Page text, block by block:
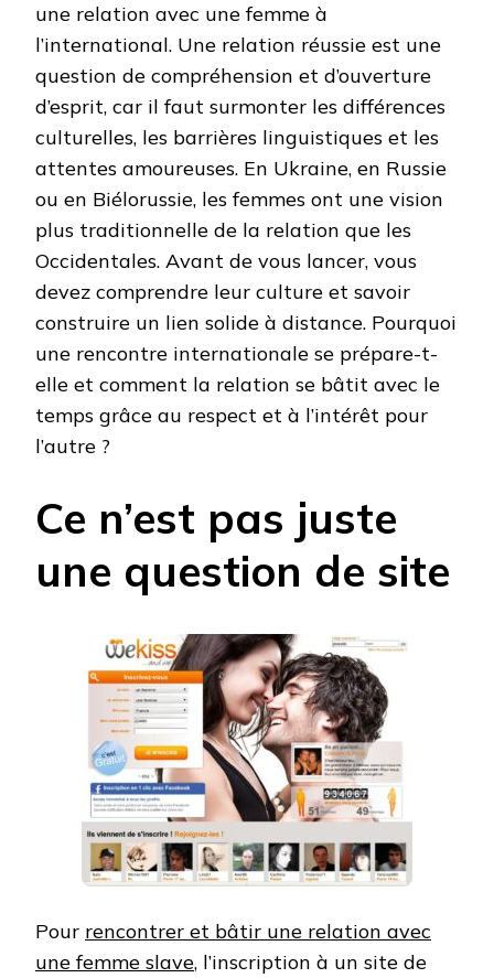
une relation avec une femme à
l’international. Une relation réussie est une
question de compréhension et d’ouverture
d’esprit, car il faut surmonter les différences
culturelles, les barrières linguistiques et les
attentes amoureuses. En Ukraine, en Russie
ou en Biélorussie, les femmes ont une vision
plus traditionnelle de la relation que les
Occidentales. Avant de vous lancer, vous
devez comprendre leur culture et savoir
construire un lien solide à distance. Pourquoi
une rencontre internationale se prépare-t-
elle et comment la relation se bâtit avec le
temps grâce au respect et à l’intérêt pour
l’autre ?
Ce n’est pas juste
une question de site
Pour rencontrer et bâtir une relation avec
une femme slave, l’inscription à un site de